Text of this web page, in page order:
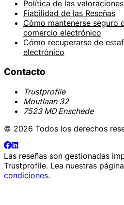
Política de las
Fiabilidad de las Reseñas
Cómo mantenerse seguro
comercio electrónico
Cómo recuperarse de
electrónico
Contacto
Trustprofile
Moutlaan 32
7523 MD Enschede
© 2026 Todos los derechos
Las reseñas son gestionadas
Trustprofile. Lea nuestras
condiciones.